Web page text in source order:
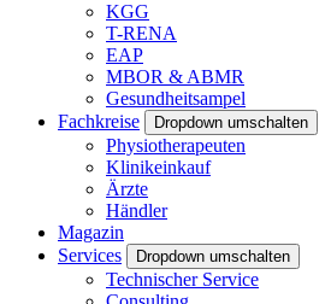
KGG
T-RENA
EAP
MBOR & ABMR
Gesundheitsampel
Fachkreise
Dropdown umschalten
Physiotherapeuten
Klinikeinkauf
Ärzte
Händler
Magazin
Services
Dropdown umschalten
Technischer Service